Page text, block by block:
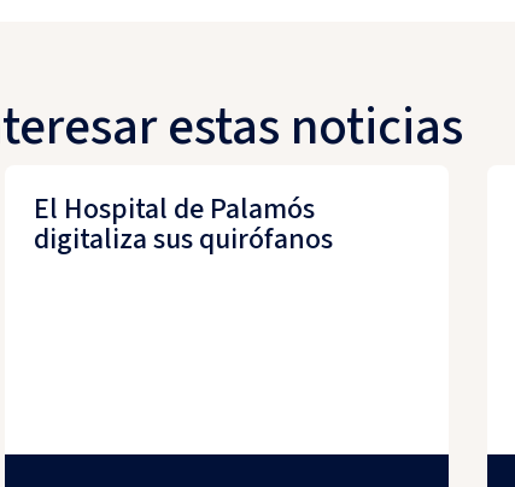
estas noticias
El Hospital de Palamós
digitaliza sus quirófanos